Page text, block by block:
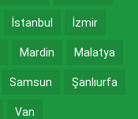
İstanbul İzmir
Mardin Malatya
Samsun Şanlıurfa
Van